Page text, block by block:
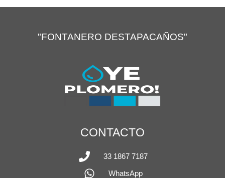
"FONTANERO DESTAPACAÑOS"
CONTACTO
33 1867 7187
WhatsApp